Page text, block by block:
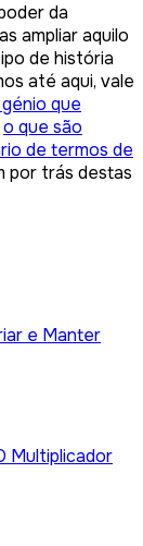
da
ampliar aquilo
de história
até aqui, vale
que
o que são
de termos de
por trás destas
e Manter
Multiplicador